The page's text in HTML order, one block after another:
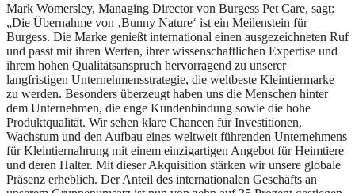
Mark Womersley, Managing Director von Burgess Pet Care, sagt:
„Die Übernahme von ‚Bunny Nature‘ ist ein Meilenstein für
Burgess. Die Marke genießt international einen ausgezeichneten Ruf
und passt mit ihren Werten, ihrer wissenschaftlichen Expertise und
ihrem hohen Qualitätsanspruch hervorragend zu unserer
langfristigen Unternehmensstrategie, die weltbeste Kleintiermarke
zu werden. Besonders überzeugt haben uns die Menschen hinter
dem Unternehmen, die enge Kundenbindung sowie die hohe
Produktqualität. Wir sehen klare Chancen für Investitionen,
Wachstum und den Aufbau eines weltweit führenden Unternehmens
für Kleintiernahrung mit einem einzigartigen Angebot für Heimtiere
und deren Halter. Mit dieser Akquisition stärken wir unsere globale
Präsenz erheblich. Der Anteil des internationalen Geschäfts an